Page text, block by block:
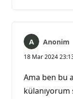
Anonim
18 Mar 2024
Ama ben bu